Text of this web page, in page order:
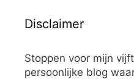
Disclaimer
Stoppen voor mijn
persoonlijke blog